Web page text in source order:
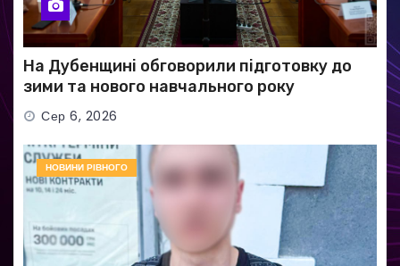
На Дубенщині обговорили підготовку до
зими та нового навчального року
Сер 6, 2026
НОВИНИ РІВНОГО